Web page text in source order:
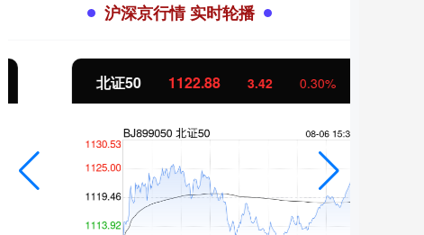
沪深京行情 实时轮播
北证50 1122.88 3.42 0.30%